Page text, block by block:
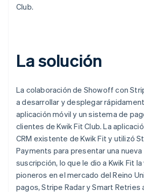
Club.
La solución
La colaboración de Showoff con
a desarrollar y desplegar
aplicación móvil y un sistema de
clientes de Kwik Fit Club. La
CRM existente de Kwik Fit y utilizó
Payments para presentar una
suscripción, lo que le dio a Kwik Fit
pioneros en el mercado del Reino
pagos, Stripe Radar y Smart Retries